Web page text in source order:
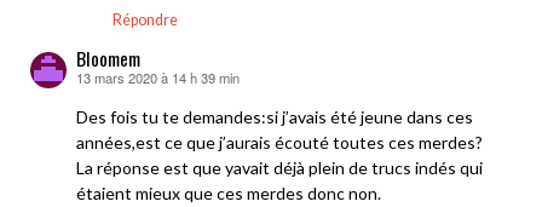
Répondre
Bloomem
dit :
13 mars 2020 à 14 h 39 min
Des fois tu te demandes:si j’avais été jeune dans ces
années,est ce que j’aurais écouté toutes ces merdes?
La réponse est que yavait déjà plein de trucs indés qui
étaient mieux que ces merdes donc non.